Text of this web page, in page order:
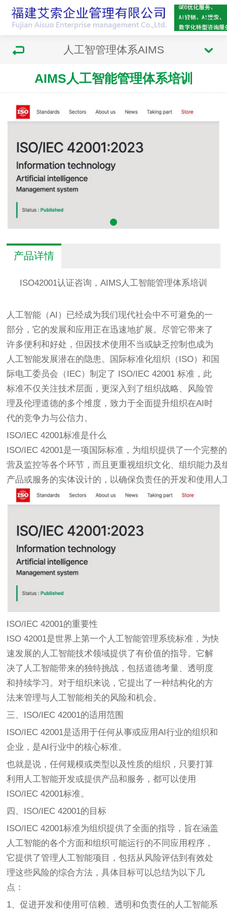
人工智管理体系AIMS
AIMS人工智能管理体系培训
产品详情
ISO42001认证咨询，AIMS人工智能管理体系培训
人工智能（AI）已经成为我们现代社会中不可避免的一
部分，它的发展和应用正在迅速地扩展。尽管它带来了
许多便利和好处，但因技术使用不当或缺乏控制也成为
人工智能发展潜在的隐患。国际标准化组织（ISO）和国
际电工委员会（IEC）制定了 ISO/IEC 42001 标准，此
标准不仅关注技术层面，更深入到了组织战略、风险管
理及伦理道德的多个维度，致力于全面提升组织在AI时
代的竞争力与公信力。
ISO/IEC 42001标准是什么
ISO/IEC 42001是一项国际标准，为组织提供了一个完整
营及监控等各个环节，而且更重视组织文化、组织能力
产品或服务的实体设计的，以确保负责任的开发和使用人
ISO/IEC 42001的重要性
ISO 42001是世界上第一个人工智能管理系统标准，为快
速发展的人工智能技术领域提供了有价值的指导。它解
决了人工智能带来的独特挑战，包括道德考量、透明度
和持续学习。对于组织来说，它提出了一种结构化的方
法来管理与人工智能相关的风险和机会。
三、ISO/IEC 42001的适用范围
ISO/IEC 42001是适用于任何从事或应用AI行业的组织和
企业，是AI行业中的核心标准。
也就是说，任何规模或类型以及性质的组织，只要打算
利用人工智能开发或提供产品和服务，都可以使用
ISO/IEC 42001标准。
四、ISO/IEC 42001的目标
ISO/IEC 42001标准为组织提供了全面的指导，旨在涵盖
人工智能的各个方面和组织可能运行的不同应用程序，
它提供了管理人工智能项目，包括从风险评估到有效处
理这些风险的综合方法，具体目标可以总结为以下几
点：
1、促进开发和使用可信赖、透明和负责任的人工智能系